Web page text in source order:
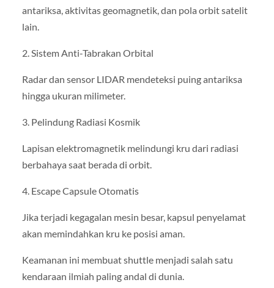
antariksa, aktivitas geomagnetik, dan pola orbit satelit
lain.
2. Sistem Anti-Tabrakan Orbital
Radar dan sensor LIDAR mendeteksi puing antariksa
hingga ukuran milimeter.
3. Pelindung Radiasi Kosmik
Lapisan elektromagnetik melindungi kru dari radiasi
berbahaya saat berada di orbit.
4. Escape Capsule Otomatis
Jika terjadi kegagalan mesin besar, kapsul penyelamat
akan memindahkan kru ke posisi aman.
Keamanan ini membuat shuttle menjadi salah satu
kendaraan ilmiah paling andal di dunia.